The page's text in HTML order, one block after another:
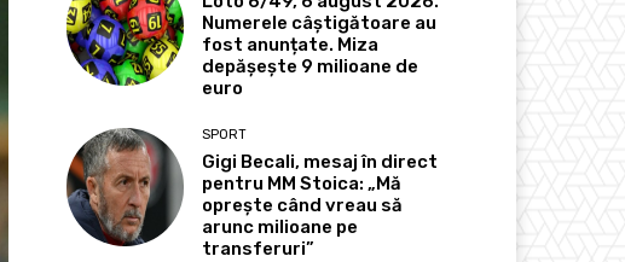
Numerele câștigătoare au
fost anunțate. Miza
depășește 9 milioane de
euro
SPORT
Gigi Becali, mesaj în direct
pentru MM Stoica: „Mă
oprește când vreau să
arunc milioane pe
transferuri”